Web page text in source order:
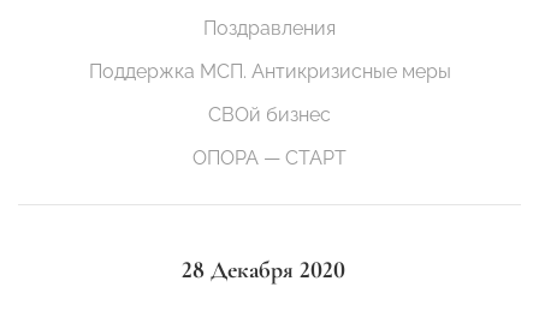
Поздравления
Поддержка МСП. Антикризисные меры
СВОй бизнес
ОПОРА — СТАРТ
28 Декабря 2020